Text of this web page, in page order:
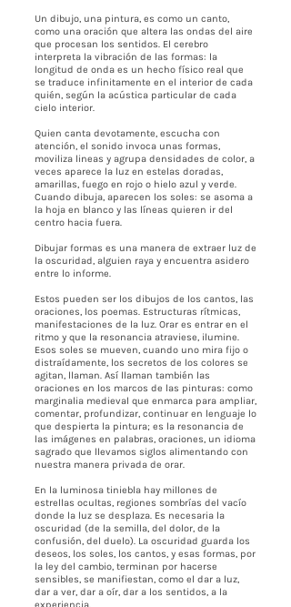
Un dibujo, una pintura, es como un canto,
como una oración que altera las ondas del aire
que procesan los sentidos. El cerebro
interpreta la vibración de las formas: la
longitud de onda es un hecho físico real que
se traduce infinitamente en el interior de cada
quién, según la acústica particular de cada
cielo interior.
Quien canta devotamente, escucha con
atención, el sonido invoca unas formas,
moviliza lineas y agrupa densidades de color, a
veces aparece la luz en estelas doradas,
amarillas, fuego en rojo o hielo azul y verde.
Cuando dibuja, aparecen los soles: se asoma a
la hoja en blanco y las líneas quieren ir del
centro hacia fuera.
Dibujar formas es una manera de extraer luz de
la oscuridad, alguien raya y encuentra asidero
entre lo informe.
Estos pueden ser los dibujos de los cantos, las
oraciones, los poemas. Estructuras rítmicas,
manifestaciones de la luz. Orar es entrar en el
ritmo y que la resonancia atraviese, ilumine.
Esos soles se mueven, cuando uno mira fijo o
distraídamente, los secretos de los colores se
agitan, llaman. Así llaman también las
oraciones en los marcos de las pinturas: como
marginalia medieval que enmarca para ampliar,
comentar, profundizar, continuar en lenguaje lo
que despierta la pintura; es la resonancia de
las imágenes en palabras, oraciones, un idioma
sagrado que llevamos siglos alimentando con
nuestra manera privada de orar.
En la luminosa tiniebla hay millones de
estrellas ocultas, regiones sombrías del vacío
donde la luz se desplaza. Es necesaria la
oscuridad (de la semilla, del dolor, de la
confusión, del duelo). La oscuridad guarda los
deseos, los soles, los cantos, y esas formas, por
la ley del cambio, terminan por hacerse
sensibles, se manifiestan, como el dar a luz,
dar a ver, dar a oír, dar a los sentidos, a la